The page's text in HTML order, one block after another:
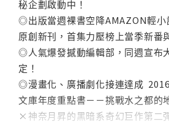
秘企劃啟動中！
◎出版當週裸書空降AMAZON輕小
原創新刊，首集力壓榜上當季新番
◎人氣爆發撼動編輯部，同週宣布
定！
◎漫畫化、廣播劇化接連達成
文庫年度重點書－－挑戰水之都的
×神奈月昇的黑暗系奇幻巨作第二